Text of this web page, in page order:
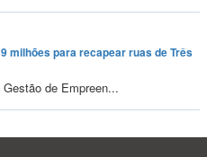
milhões para recapear ruas de Três
de Empreen...